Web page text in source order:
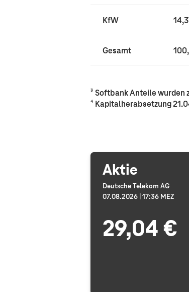
KfW
Gesamt
³ Softbank Anteile wurden
⁴ Kapitalherabsetzung
Aktie
Deutsche Telekom AG
07.08.2026 | 17:36 MEZ
29,04 €